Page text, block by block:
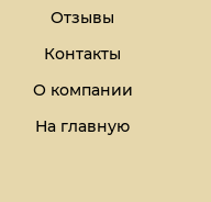
Отзывы
Контакты
О компании
На главную